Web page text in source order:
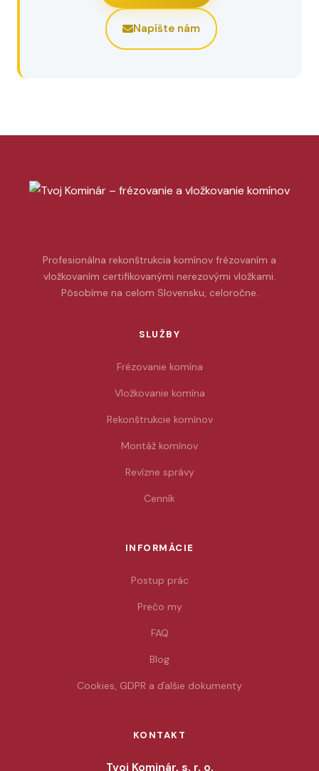
Napíšte nám
Profesionálna rekonštrukcia komínov frézovaním a
vložkovaním certifikovanými nerezovými vložkami.
Pôsobíme na celom Slovensku, celoročne.
SLUŽBY
Frézovanie komína
Vložkovanie komína
Rekonštrukcie komínov
Montáž komínov
Revízne správy
Cenník
INFORMÁCIE
Postup prác
Prečo my
FAQ
Blog
Cookies, GDPR a ďalšie dokumenty
KONTAKT
Tvoj Kominár, s. r. o.